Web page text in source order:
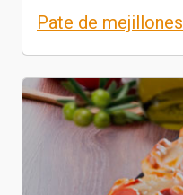
Pate de mejillones